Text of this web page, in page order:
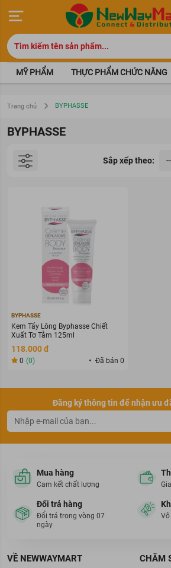
MỸ PHẨM THỰC PHẨM CHỨC NĂNG
Trang chủ BYPHASSE
BYPHASSE
Sắp xếp theo:
BYPHASSE
Kem Tẩy Lông Byphasse Chiết
Xuất Tơ Tằm 125ml
118.000 đ
0 (0) Đã bán 0
Đăng ký thông tin để nhận ưu
Mua hàng
Cam kết chất lượng
Đổi trả hàng
Đổi trả trong vòng 07
ngày
VỀ NEWWAYMART CHĂM